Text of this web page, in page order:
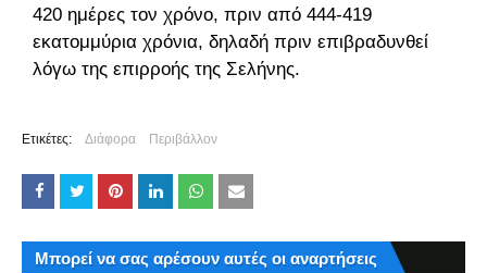
420 ημέρες τον χρόνο, πριν από 444-419
εκατομμύρια χρόνια, δηλαδή πριν επιβραδυνθεί
λόγω της επιρροής της Σελήνης.
Ετικέτες: Διάφορα Περιβάλλον
Μπορεί να σας αρέσουν αυτές οι αναρτήσεις